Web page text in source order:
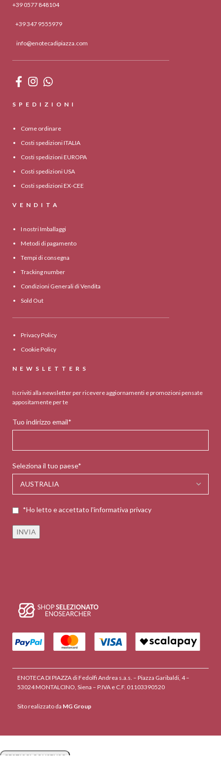
+39 0577 848104
+39 347 9555979
info@enotecadipiazza.com
SPEDIZIONI
Come ordinare
Costi spedizioni ITALIA
Costi spedizioni EUROPA
Costi spedizioni USA
Costi spedizioni EX-CEE
VENDITA
I nostri Imballaggi
Metodi di pagamento
Tempi di consegna
Tracking number
Condizioni Generali di Vendita
Sold Out
Privacy Policy
Cookie Policy
NEWSLETTERS
Iscriviti alla newsletter per ricevere aggiornamenti e promozioni pensate
appositamente per te
Tuo indirizzo email*
Seleziona il tuo paese*
*Ho letto e accettato l'informativa privacy
ENOTECA DI PIAZZA di Fedolfi Andrea s.a.s. – Piazza Garibaldi, 4 –
53024 MONTALCINO, Siena – P.IVA e C.F. 01103390520
Sito realizzato da MG Group
GESTISCI CONSENSO